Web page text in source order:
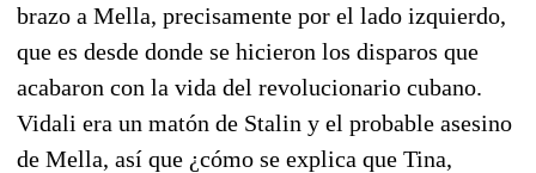
brazo a Mella, precisamente por el lado izquierdo,
que es desde donde se hicieron los disparos que
acabaron con la vida del revolucionario cubano.
Vidali era un matón de Stalin y el probable asesino
de Mella, así que ¿cómo se explica que Tina,